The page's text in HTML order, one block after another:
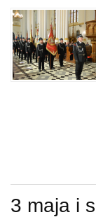
3 maja i